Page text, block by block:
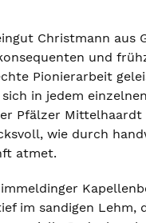
Christmann
und
Pionierarbeit
in jedem
Pfälzer
wie durch
atmet.
im sandigen